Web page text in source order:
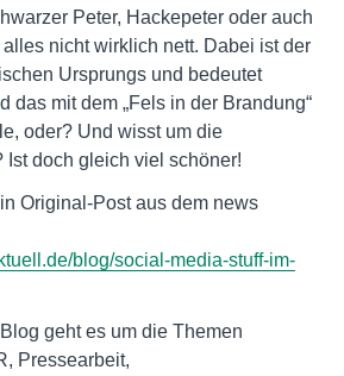
Peter, Hackepeter oder auch
nicht wirklich nett. Dabei ist der
Ursprungs und bedeutet
das mit dem „Fels in der Brandung“
oder? Und wisst um die
Ist doch gleich viel schöner!
Original-Post aus dem news
blog/social-media-stuff-im-
geht es um die Themen
Pressearbeit,